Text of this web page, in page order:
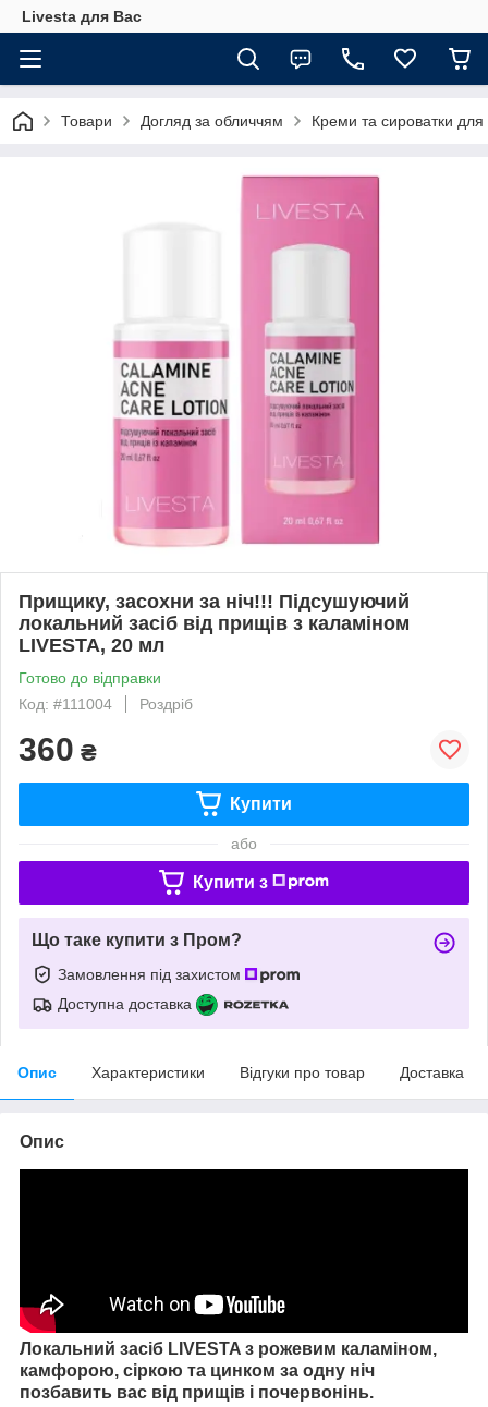
Livesta для Вас
Товари Догляд за обличчям Креми та сироватки для
Прищику, засохни за ніч!!! Підсушуючий
локальний засіб від прищів з каламіном
LIVESTA, 20 мл
Готово до відправки
Код: #111004
Роздріб
360 ₴
Купити
або
Купити з
Що таке купити з Пром?
Замовлення під захистом
Доступна доставка
Опис Характеристики Відгуки про товар Доставка
Опис
Локальний засіб LIVESTA з рожевим каламіном,
камфорою, сіркою та цинком за одну ніч
позбавить вас від прищів і почервонінь.